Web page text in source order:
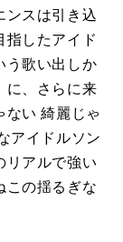
ンスは引き込
指したアイド
歌い出しか
に、さらに来
ない 綺麗じゃ
アイドルソン
リアルで強い
この揺るぎな